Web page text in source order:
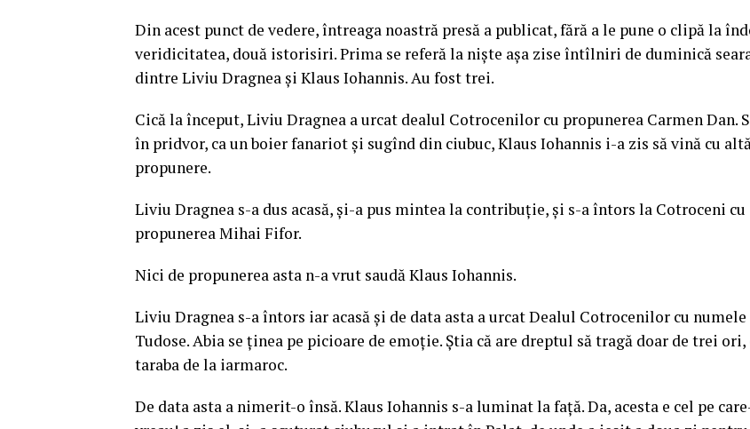
Din acest punct de vedere, întreaga noastră presă a publicat, fără a le pune o clipă la
veridicitatea, două istorisiri. Prima se referă la niște așa zise întîlniri de duminică
dintre Liviu Dragnea și Klaus Iohannis. Au fost trei.
Cică la început, Liviu Dragnea a urcat dealul Cotrocenilor cu propunerea Carmen Dan.
în pridvor, ca un boier fanariot și sugînd din ciubuc, Klaus Iohannis i-a zis să vină cu
propunere.
Liviu Dragnea s-a dus acasă, și-a pus mintea la contribuție, și s-a întors la Cotroceni cu
propunerea Mihai Fifor.
Nici de propunerea asta n-a vrut saudă Klaus Iohannis.
Liviu Dragnea s-a întors iar acasă și de data asta a urcat Dealul Cotrocenilor cu
Tudose. Abia se ținea pe picioare de emoție. Știa că are dreptul să tragă doar de trei ori,
taraba de la iarmaroc.
De data asta a nimerit-o însă. Klaus Iohannis s-a luminat la față. Da, acesta e cel pe